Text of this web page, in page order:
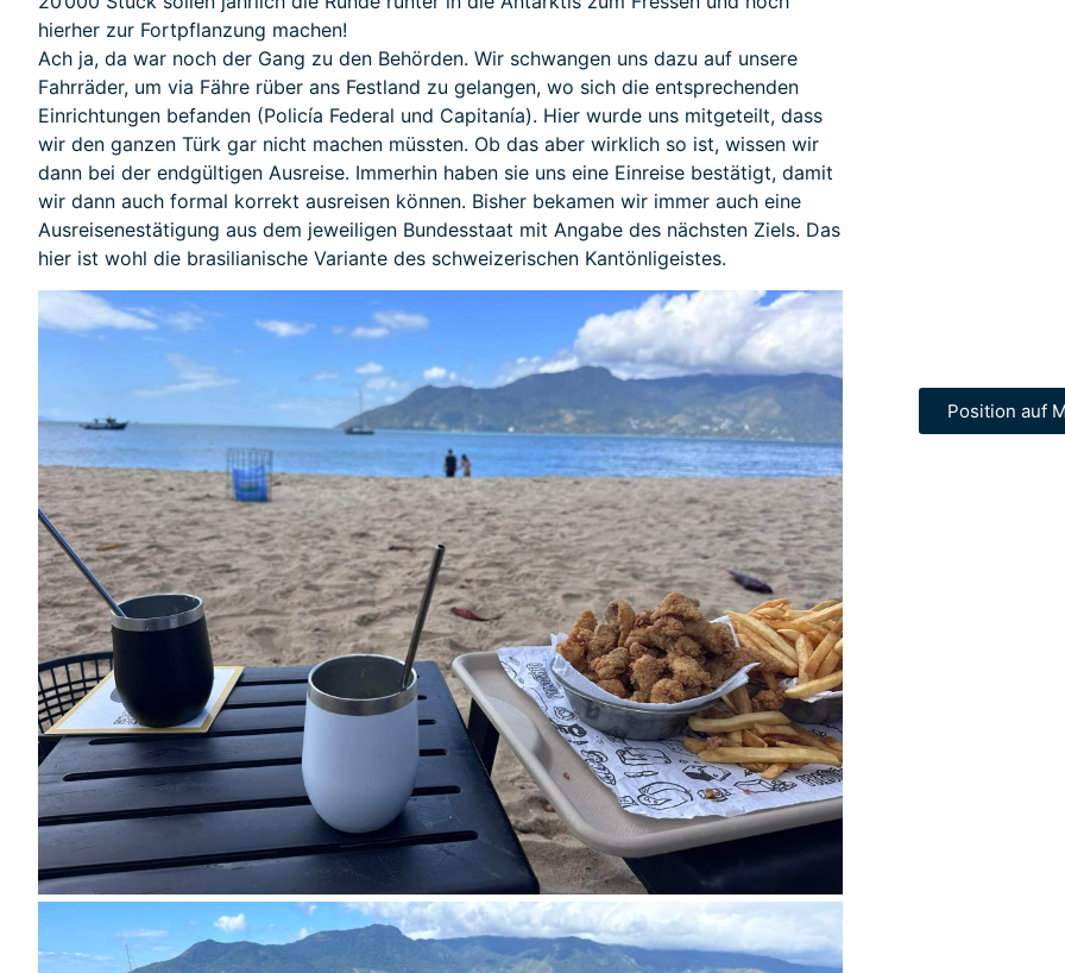
hierher zur Fortpflanzung machen!
Ach ja, da war noch der Gang zu den Behörden. Wir schwangen uns dazu auf unsere
Fahrräder, um via Fähre rüber ans Festland zu gelangen, wo sich die entsprechenden
Einrichtungen befanden (Policía Federal und Capitanía). Hier wurde uns mitgeteilt, dass
wir den ganzen Türk gar nicht machen müssten. Ob das aber wirklich so ist, wissen wir
dann bei der endgültigen Ausreise. Immerhin haben sie uns eine Einreise bestätigt, damit
wir dann auch formal korrekt ausreisen können. Bisher bekamen wir immer auch eine
Ausreisenestätigung aus dem jeweiligen Bundesstaat mit Angabe des nächsten Ziels. Das
hier ist wohl die brasilianische Variante des schweizerischen Kantönligeistes.
Position auf